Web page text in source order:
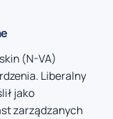
(N-VA)
Liberalny
jako
zarządzanych